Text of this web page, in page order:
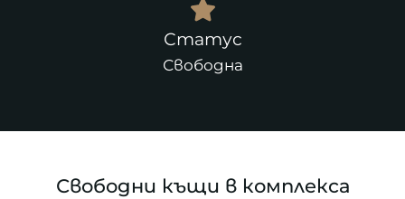
Статус
Свободна
Свободни къщи в комплекса